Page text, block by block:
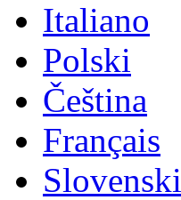
Italiano
Polski
Čeština
Français
Slovenski